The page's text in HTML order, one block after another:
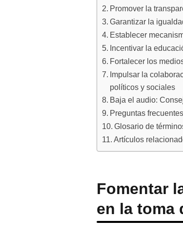
Promover la
Garantizar la
Establecer
Incentivar la
Fortalecer los
Impulsar la
políticos y sociales
Baja el audio:
Preguntas frecuentes
Glosario de
Artículos
Fomentar
en la toma